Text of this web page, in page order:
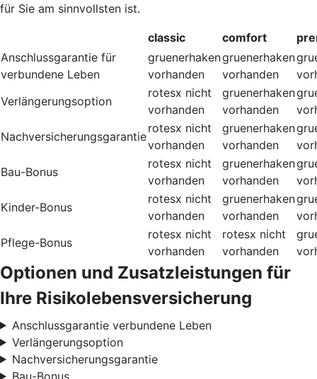
für Sie am sinnvollsten ist.
classic comfort
Anschlussgarantie für
verbundene Leben
gruenerhaken
vorhanden
gruenerhaken
vorhanden
Verlängerungsoption
rotesx nicht
vorhanden
gruenerhaken
vorhanden
Nachversicherungsgarantie
rotesx nicht
vorhanden
gruenerhaken
vorhanden
Bau-Bonus
rotesx nicht
vorhanden
gruenerhaken
vorhanden
Kinder-Bonus
rotesx nicht
vorhanden
gruenerhaken
vorhanden
Pflege-Bonus
rotesx nicht
vorhanden
rotesx nicht
vorhanden
Optionen und Zusatzleistungen für
Ihre Risikolebensversicherung
Anschlussgarantie verbundene Leben
Verlängerungsoption
Nachversicherungsgarantie
Bau-Bonus